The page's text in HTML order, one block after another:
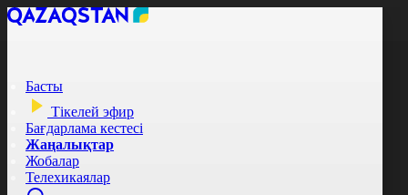
Басты
Тікелей эфир
Бағдарлама кестесі
Жаңалықтар
Жобалар
Телехикаялар